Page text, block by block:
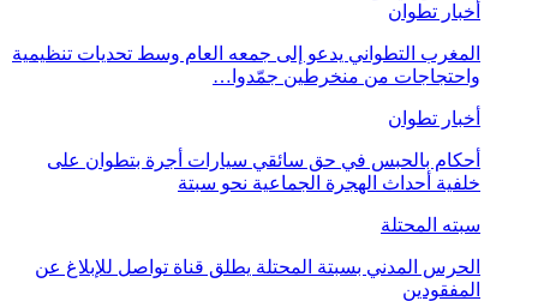
أخبار تطوان
المغرب التطواني يدعو إلى جمعه العام وسط تحديات تنظيمية
واحتجاجات من منخرطين جمّدوا…
أخبار تطوان
أحكام بالحبس في حق سائقي سيارات أجرة بتطوان على
خلفية أحداث الهجرة الجماعية نحو سبتة
سبته المحتلة
الحرس المدني بسبتة المحتلة يطلق قناة تواصل للإبلاغ عن
المفقودين